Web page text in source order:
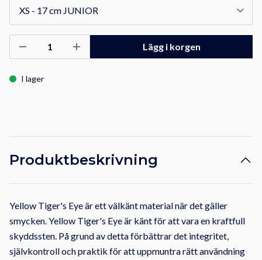
Lägg i korgen
I lager
Produktbeskrivning
Yellow Tiger's Eyeär ett välkänt material när det gäller
smycken.Yellow Tiger's Eye är känt för att vara en kraftfull
skyddssten. På grund av detta förbättrar det integritet,
självkontroll och praktik för att uppmuntra rätt användning